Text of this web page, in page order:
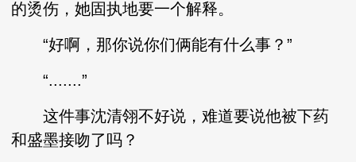
的烫伤，她固执地要一个解释。
“好啊，那你说你们俩能有什么事？”
“.......”
这件事沈清翎不好说，难道要说他被下药
和盛墨接吻了吗？